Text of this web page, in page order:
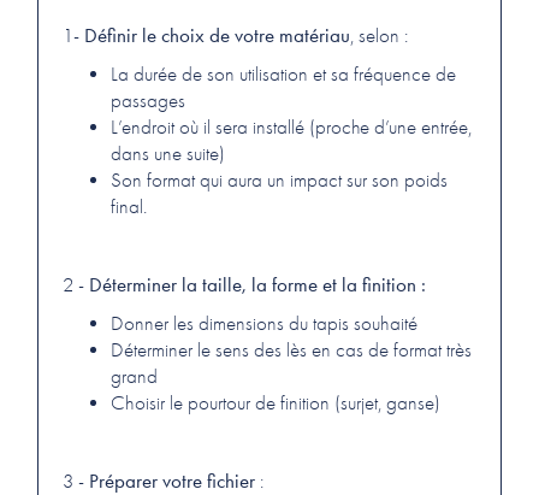
1- Définir le choix de votre matériau, selon :
La durée de son utilisation et sa fréquence de
passages
L’endroit où il sera installé (proche d’une entrée,
dans une suite)
Son format qui aura un impact sur son poids
final.
2 - Déterminer la taille, la forme et la finition :
Donner les dimensions du tapis souhaité
Déterminer le sens des lès en cas de format très
grand
Choisir le pourtour de finition (surjet, ganse)
3 - Préparer votre fichier :